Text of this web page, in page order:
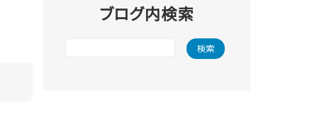
ブログ内検索